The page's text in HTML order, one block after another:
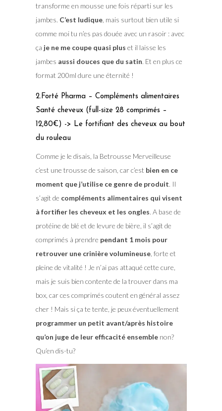
transforme en mousse une fois réparti sur les
jambes. C’est ludique, mais surtout bien utile si
comme moi tu n’es pas douée avec un rasoir : avec
ça je ne me coupe quasi plus et il laisse les
jambes aussi douces que du satin. Et en plus ce
format 200ml dure une éternité !
2.Forté Pharma – Compléments alimentaires
Santé cheveux (full-size 28 comprimés –
12,80€) -> Le fortifiant des cheveux au bout
du rouleau
Comme je le disais, la Betrousse Merveilleuse
c’est une trousse de saison, car c’est bien en ce
moment que j’utilise ce genre de produit. Il
s’agit de compléments alimentaires qui visent
à fortifier les cheveux et les ongles. A base de
protéine de blé et de levure de bière, il s’agit de
comprimés à prendre pendant 1 mois pour
retrouver une crinière volumineuse, forte et
pleine de vitalité ! Je n’ai pas attaqué cette cure,
mais je suis bien contente de la trouver dans ma
box, car ces comprimés coutent en général assez
cher ! Mais si ça te tente, je peux éventuellement
programmer un petit avant/après histoire
qu’on juge de leur efficacité ensemblenon?
Qu’en dis-tu?